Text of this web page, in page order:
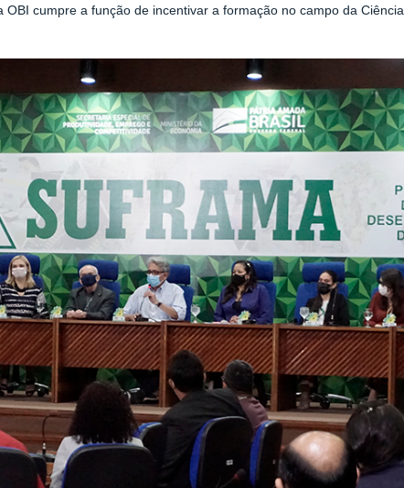
cumpre a função de incentivar a formação no campo da